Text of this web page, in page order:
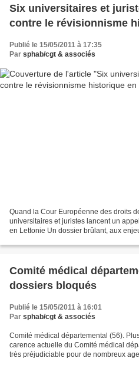
Six universitaires et
contre le révisionnisme
Publié le 15/05/2011 à 17:35
Par sphab/cgt & associés
Quand la Cour Européenne des droits
universitaires et juristes lancent un
en Lettonie Un dossier brûlant, aux
Comité médical
dossiers bloqués
Publié le 15/05/2011 à 16:01
Par sphab/cgt & associés
Comité médical départemental (56).
carence actuelle du Comité médical
très préjudiciable pour de nombreux